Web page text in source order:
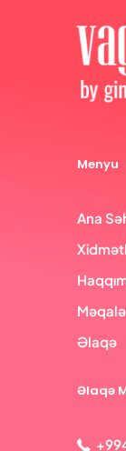
Menyu
Ana
Əlaqə
Əlaqə